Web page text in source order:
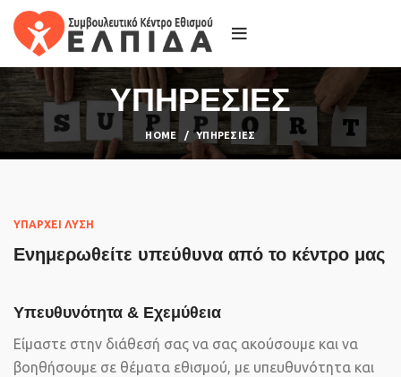
ΥΠΗΡΕΣΙΕΣ
HOME ΥΠΗΡΕΣΙΕΣ
ΥΠΑΡΧΕΙ ΛΥΣΗ
Ενημερωθείτε υπεύθυνα από το κέντρο μας
Υπευθυνότητα & Εχεμύθεια
Είμαστε στην διάθεσή σας να σας ακούσουμε και να
βοηθήσουμε σε θέματα εθισμού, με υπευθυνότητα και